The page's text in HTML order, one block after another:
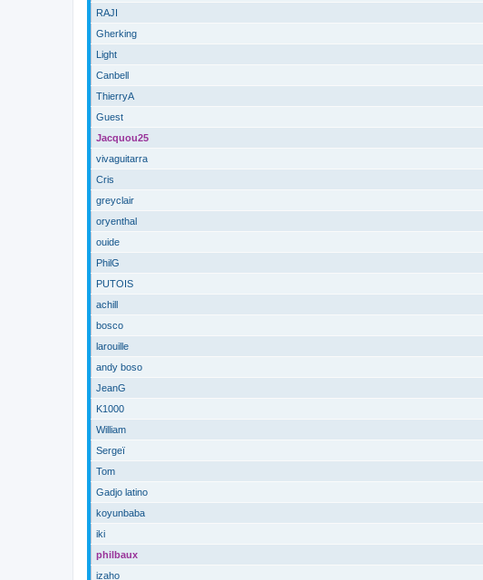
RAJI
Gherking
Light
Canbell
ThierryA
Guest
Jacquou25
vivaguitarra
Cris
greyclair
oryenthal
ouide
PhilG
PUTOIS
achill
bosco
larouille
andy boso
JeanG
K1000
William
Sergeï
Tom
Gadjo latino
koyunbaba
iki
philbaux
izaho